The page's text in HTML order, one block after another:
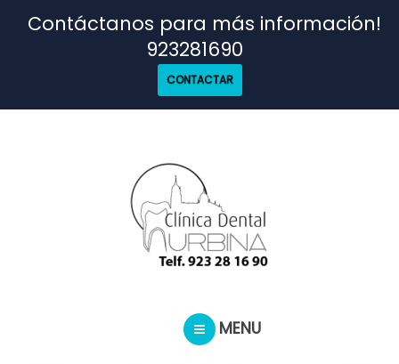
Contáctanos para más información!
923281690
CONTACTAR
MENU